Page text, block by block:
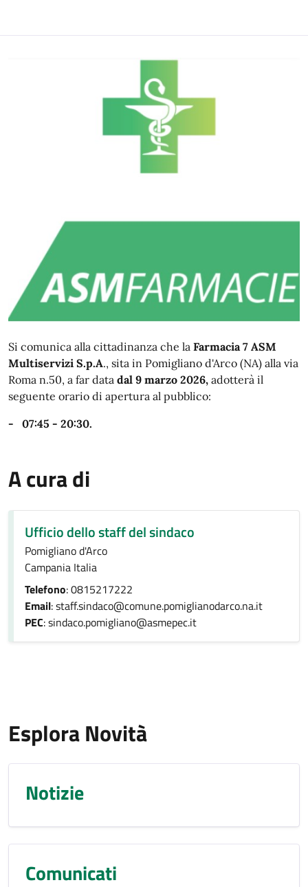
Si comunica alla cittadinanza che la Farmacia 7 ASM
Multiservizi S.p.A., sita in Pomigliano d'Arco (NA) alla via
Roma n.50, a far data dal 9 marzo 2026, adotterà il
seguente orario di apertura al pubblico:
- 07:45 - 20:30.
A cura di
Ufficio dello staff del sindaco
Pomigliano d'Arco
Campania Italia
Telefono: 0815217222
Email: staff.sindaco@comune.pomiglianodarco.na.it
PEC: sindaco.pomigliano@asmepec.it
Esplora Novità
Notizie
Comunicati